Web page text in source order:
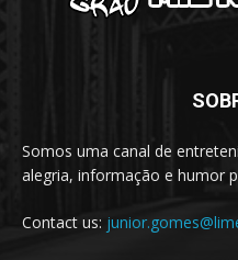
Somos uma canal de
alegria, informação e humor
Contact us: